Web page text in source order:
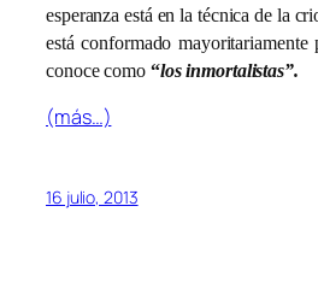
esperanza está en la técnica de la
está conformado
conoce como “los inmortalistas”.
(más…)
16 julio, 2013